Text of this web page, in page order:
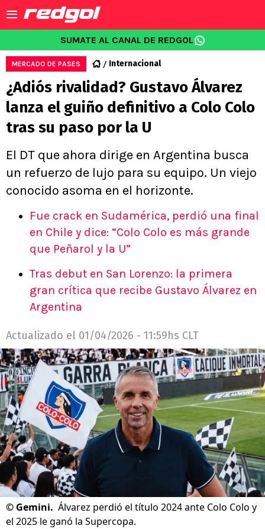
SUMATE AL CANAL DE REDGOL
MERCADO DE PASES Internacional
¿Adiós rivalidad? Gustavo Álvarez
lanza el guiño definitivo a Colo Colo
tras su paso por la U
El DT que ahora dirige en Argentina busca
un refuerzo de lujo para su equipo. Un viejo
conocido asoma en el horizonte.
Fue crack en Sudamérica, perdió una final
en Chile y dice: “Colo Colo es más grande
que Peñarol y la U”
Tras debut en San Lorenzo: la primera
gran crítica que recibe Gustavo Álvarez en
Argentina
Actualizado el 01/04/2026 - 11:59hs CLT
© Gemini. Álvarez perdió el título 2024 ante Colo Colo y
el 2025 le ganó la Supercopa.